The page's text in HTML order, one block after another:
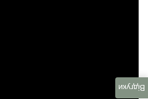
Відгуки